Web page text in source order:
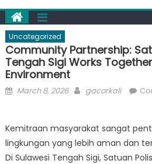
Uncategorized
Community Partnership:
Tengah Sigi Works
Environment
Posted
March 8, 2026 Author
gacorkali
Kemitraan masyarakat sangat
lingkungan yang lebih aman dan
Di Sulawesi Tengah Sigi, Satuan